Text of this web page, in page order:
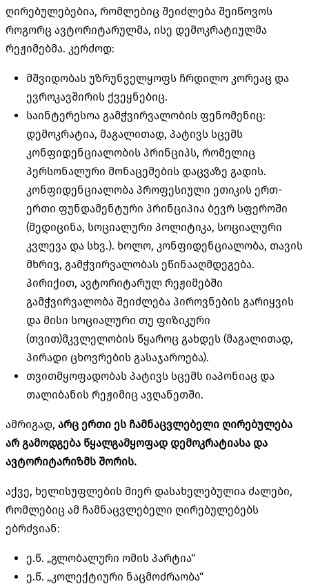
ღირებულებებია, რომლებიც შეიძლება შეიწოვოს
როგორც ავტორიტარულმა, ისე დემოკრატიულმა
რეჟიმებმა. კერძოდ:
მშვიდობას უზრუნველყოფს ჩრდილო კორეაც და
ევროკავშირის ქვეყნებიც.
საინტერესოა გამჭვირვალობის ფენომენიც:
დემოკრატია, მაგალითად, პატივს სცემს
კონფიდენციალობის პრინციპს, რომელიც
პერსონალური მონაცემების დაცვაზე გადის.
კონფიდენციალობა პროფესიული ეთიკის ერთ-
ერთი ფუნდამენტური პრინციპია ბევრ სფეროში
(მედიცინა, სოციალური პოლიტიკა, სოციალური
კვლევა და სხვ.). ხოლო, კონფიდენციალობა, თავის
მხრივ, გამჭვირვალობას ეწინააღმდეგება.
პირიქით, ავტორიტარულ რეჟიმებში
გამჭვირვალობა შეიძლება პიროვნების გარიყვის
და მისი სოციალური თუ ფიზიკური
(თვით)მკვლელობის წყაროც გახდეს (მაგალითად,
პირადი ცხოვრების გასაჯაროება).
თვითმყოფადობას პატივს სცემს იაპონიაც და
თალიბანის რეჟიმიც ავღანეთში.
ამრიგად, არც ერთი ეს ჩამნაცვლებელი ღირებულება
არ გამოდგება წყალგამყოფად დემოკრატიასა და
ავტორიტარიზმს შორის.
აქვე, ხელისუფლების მიერ დასახელებულია ძალები,
რომლებიც ამ ჩამნაცვლებელი ღირებულებებს
ებრძვიან:
ე.წ. „გლობალური ომის პარტია“
ე.წ. „კოლექტიური ნაცმოძრაობა“